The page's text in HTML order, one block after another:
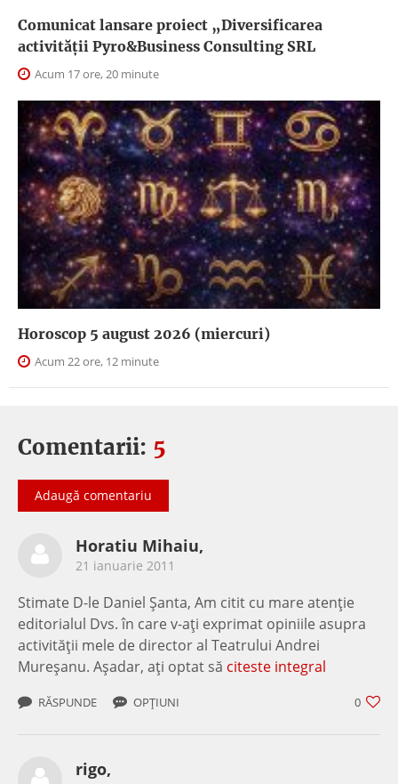
Comunicat lansare proiect „Diversificarea
activității Pyro&Business Consulting SRL
Acum 17 ore, 20 minute
Horoscop 5 august 2026 (miercuri)
Acum 22 ore, 12 minute
Comentarii: 5
Adaugă comentariu
Horatiu Mihaiu,
21 ianuarie 2011
Stimate D-le Daniel Șanta, Am citit cu mare atenție
editorialul Dvs. în care v-ați exprimat opiniile asupra
activității mele de director al Teatrului Andrei
Mureșanu. Așadar, ați optat să citeste integral
0
RĂSPUNDE OPȚIUNI
rigo,